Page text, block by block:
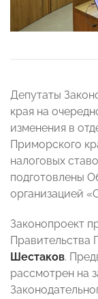
Депутаты
края на
изменения в
Приморского
налоговых
подготовлены
организацией
Законопроект
Правительства
Шестаков.
рассмотрен на